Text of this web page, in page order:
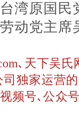
湾原国民
动党主席
､天下吴
独家运营
频号､公众